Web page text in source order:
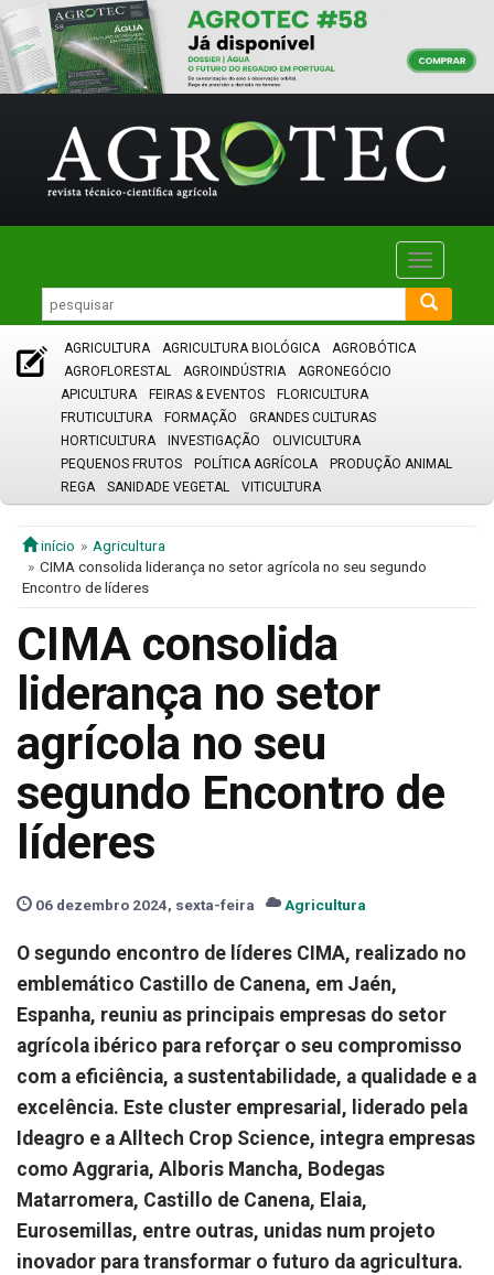
Toggle
AGRICULTURA AGRICULTURA BIOLÓGICA
AGROBÓTICA
AGROFLORESTAL
AGROINDÚSTRIA
AGRONEGÓCIO
APICULTURA
FEIRAS & EVENTOS
FLORICULTURA
FRUTICULTURA
FORMAÇÃO
GRANDES CULTURAS
HORTICULTURA
INVESTIGAÇÃO
OLIVICULTURA
PEQUENOS FRUTOS
POLÍTICA AGRÍCOLA
PRODUÇÃO ANIMAL
REGA
SANIDADE VEGETAL VITICULTURA
início
Agricultura
CIMA consolida liderança no setor agrícola no seu segundo
Encontro de líderes
CIMA consolida
liderança no setor
agrícola no seu
segundo Encontro de
líderes
06 dezembro 2024, sexta-feira Agricultura
O segundo encontro de líderes CIMA, realizado no
emblemático Castillo de Canena, em Jaén,
Espanha, reuniu as principais empresas do setor
agrícola ibérico para reforçar o seu compromisso
com a eficiência, a sustentabilidade, a qualidade e a
excelência. Este cluster empresarial, liderado pela
Ideagro e a Alltech Crop Science, integra empresas
como Aggraria, Alboris Mancha, Bodegas
Matarromera, Castillo de Canena, Elaia,
Eurosemillas, entre outras, unidas num projeto
inovador para transformar o futuro da agricultura.